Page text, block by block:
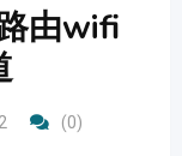
由wifi
(0)